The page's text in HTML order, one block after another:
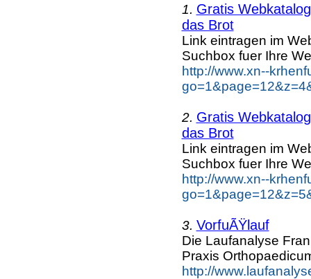
1. Gratis
das Brot
Link eintragen im
Suchbox fuer Ihre
http://www.xn--
2. Gratis
das Brot
Link eintragen im
Suchbox fuer Ihre
http://www.xn--
3. VorfuÃŸlauf
Die Laufanalyse
Praxis
http://